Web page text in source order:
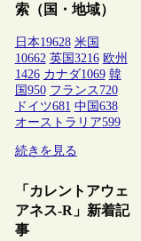
索（国・地域）
日本19628 米国
10662 英国3216 欧州
1426 カナダ1069 韓
国950 フランス 720
ドイツ681 中国638
オーストラリア599
続きを見る
「カレントアウェ
アネス-R」新着記
事